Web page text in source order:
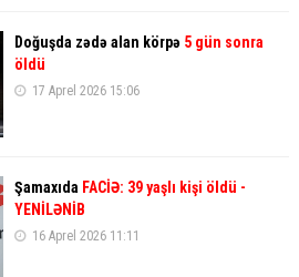
Doğuşda zədə alan körpə 5 gün sonra
öldü
17 Aprel 2026 15:06
Şamaxıda FACİƏ: 39 yaşlı kişi öldü -
YENİLƏNİB
16 Aprel 2026 11:11